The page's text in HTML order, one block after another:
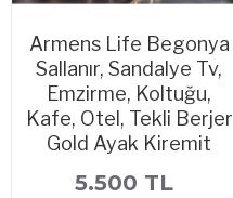
Armens Life Begonya
Sallanır, Sandalye Tv,
Emzirme, Koltuğu,
Kafe, Otel, Tekli Berjer
Gold Ayak Kiremit
5.500 TL